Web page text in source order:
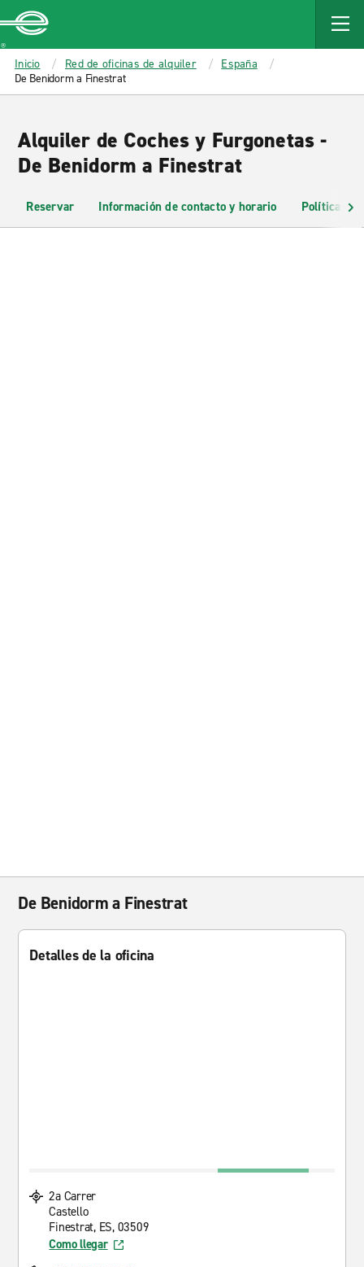
MAIN
CONTENT
Enterprise
Inicio Red de oficinas de alquiler
España
De Benidorm a Finestrat
Alquiler de Coches y Furgonetas -
De Benidorm a Finestrat
Reservar Información de contacto y horario Políticas
De Benidorm a Finestrat
Detalles de la oficina
2a Carrer
Castello
Finestrat, ES, 03509
Como llegar